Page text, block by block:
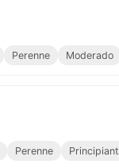
Perenne Moderado
Perenne